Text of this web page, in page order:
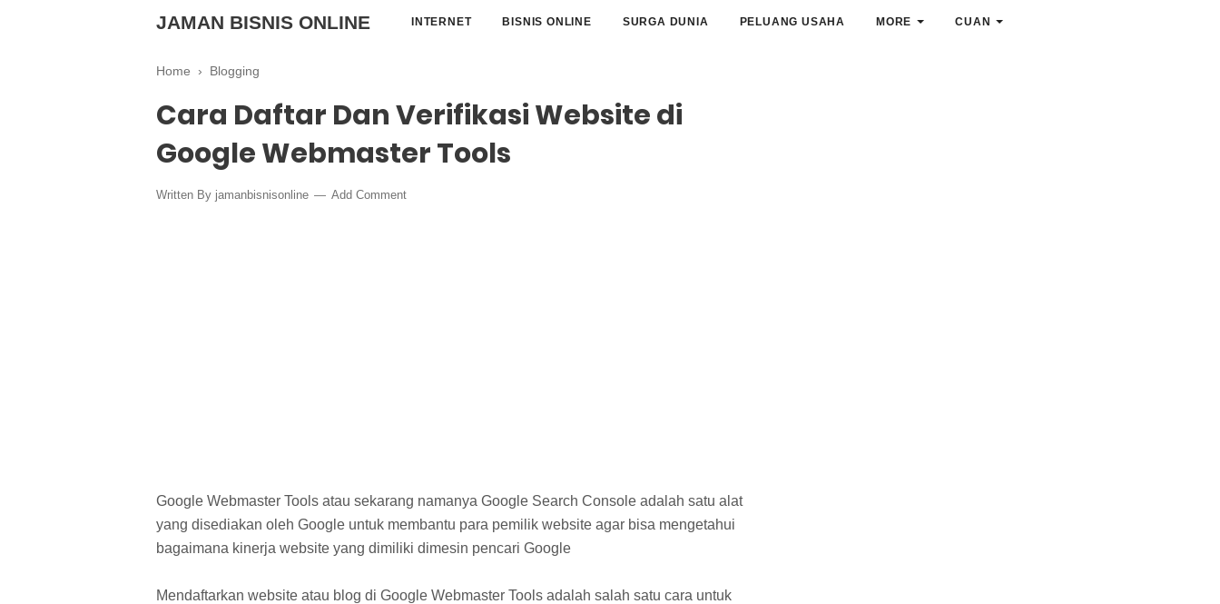
JAMAN BISNIS ONLINE INTERNET BISNIS ONLINE SURGA DUNIA PELUANG USAHA MORE CUAN
Home › Blogging
Cara Daftar Dan Verifikasi Website di
Google Webmaster Tools
Written By jamanbisnisonline Add Comment
Google Webmaster Tools atau sekarang namanya Google Search Console adalah satu alat
yang disediakan oleh Google untuk membantu para pemilik website agar bisa mengetahui
bagaimana kinerja website yang dimiliki dimesin pencari Google
Mendaftarkan website atau blog di Google Webmaster Tools adalah salah satu cara untuk